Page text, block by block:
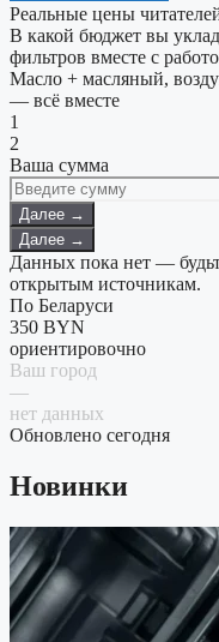
Реальные цены
В какой бюджет вы
фильтров вместе с
Масло + масляный,
— всё вместе
1
2
Ваша сумма
Далее →
Далее →
Данных пока нет —
открытым источникам.
По Беларуси
350 BYN
ориентировочно
Ваш город
—
нет данных
Обновлено сегодня
Новинки